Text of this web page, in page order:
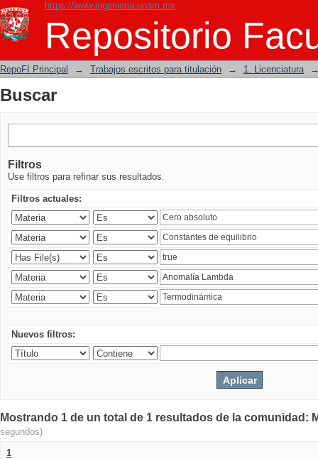
https://www.ingenieria.unam.mx
Repositorio
Buscar
RepoFI Principal → Trabajos escritos para titulación → 1. Licenciatura
Buscar
Filtros
Use filtros para refinar sus resultados.
Filtros actuales:
Nuevos filtros:
Mostrando 1 de un total de 1 resultados de la comunidad:
segundos)
1